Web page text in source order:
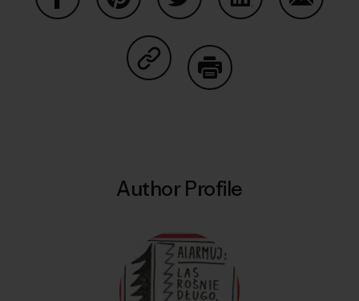
Share on Copy Link
Author Profile